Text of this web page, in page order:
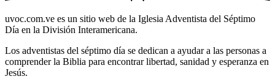
uvoc.com.ve es un sitio web de la Iglesia Adventista del Séptimo
Día en la División Interamericana.
Los adventistas del séptimo día se dedican a ayudar a las personas a
comprender la Biblia para encontrar libertad, sanidad y esperanza en
Jesús.